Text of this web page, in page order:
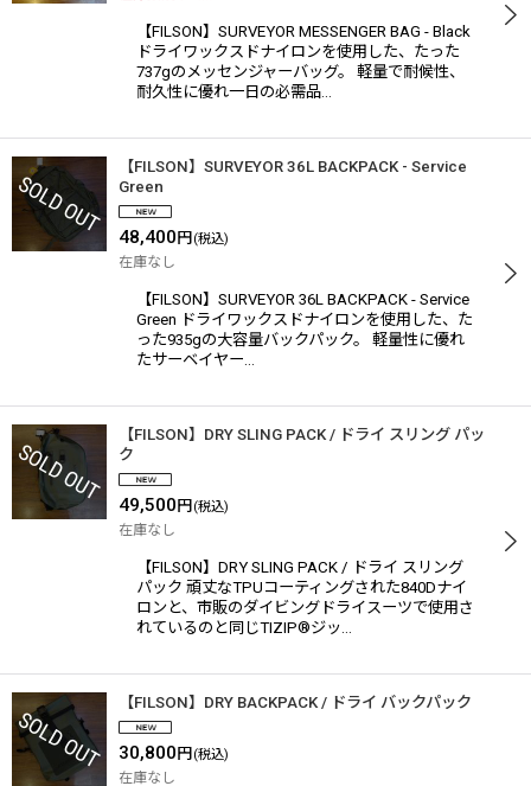
【FILSON】SURVEYOR MESSENGER BAG - Black
ドライワックスドナイロンを使用した、たった
737gのメッセンジャーバッグ。 軽量で耐候性、
耐久性に優れ一日の必需品…
【FILSON】SURVEYOR 36L BACKPACK - Service
Green
48,400 円 (税込)
在庫なし
【FILSON】SURVEYOR 36L BACKPACK - Service
Green ドライワックスドナイロンを使用した、た
った935gの大容量バックパック。 軽量性に優れ
たサーベイヤー…
【FILSON】DRY SLING PACK / ドライ スリング パッ
ク
49,500 円 (税込)
在庫なし
【FILSON】DRY SLING PACK / ドライ スリング
パック 頑丈なTPUコーティングされた840Dナイ
ロンと、市販のダイビングドライスーツで使用さ
れているのと同じTIZIP®ジッ…
【FILSON】DRY BACKPACK / ドライ バックパック
30,800 円 (税込)
在庫なし